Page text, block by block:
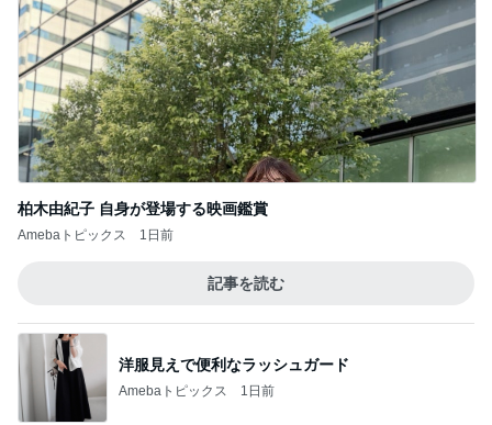
柏木由紀子 自身が登場する映画鑑賞
Amebaトピックス 1日前
記事を読む
洋服見えで便利なラッシュガード
Amebaトピックス 1日前